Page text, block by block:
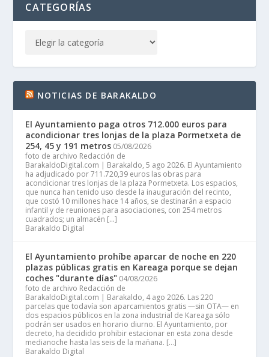
CATEGORÍAS
NOTICIAS DE BARAKALDO
El Ayuntamiento paga otros 712.000 euros para
acondicionar tres lonjas de la plaza Pormetxeta de
254, 45 y 191 metros 05/08/2026
foto de archivo Redacción de
BarakaldoDigital.com | Barakaldo, 5 ago 2026. El Ayuntamiento
ha adjudicado por 711.720,39 euros las obras para
acondicionar tres lonjas de la plaza Pormetxeta. Los espacios,
que nunca han tenido uso desde la inauguración del recinto,
que costó 10 millones hace 14 años, se destinarán a espacio
infantil y de reuniones para asociaciones, con 254 metros
cuadrados; un almacén […]
Barakaldo Digital
El Ayuntamiento prohíbe aparcar de noche en 220
plazas públicas gratis en Kareaga porque se dejan
coches "durante días" 04/08/2026
foto de archivo Redacción de
BarakaldoDigital.com | Barakaldo, 4 ago 2026. Las 220
parcelas que todavía son aparcamientos gratis —sin OTA— en
dos espacios públicos en la zona industrial de Kareaga sólo
podrán ser usados en horario diurno. El Ayuntamiento, por
decreto, ha decidido prohibir estacionar en esta zona desde
medianoche hasta las seis de la mañana. […]
Barakaldo Digital